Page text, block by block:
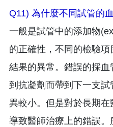
Q11) 為什麼不同試管的
一般是試管中的添加物
的正確性，不同的檢驗
結果的異常。錯誤的採
到抗凝劑而帶到下一支
異較小。但是對於長期
導致醫師治療上的錯誤